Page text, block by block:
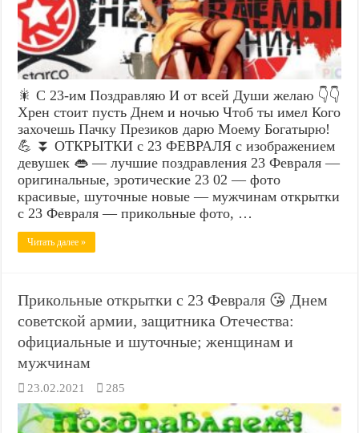
🎇 С 23-им Поздравляю И от всей Души желаю 👇👇
Хрен стоит пусть Днем и ночью Чтоб ты имел Кого
захочешь Пачку Презиков дарю Моему Богатырю!
💪 ⏬ ОТКРЫТКИ с 23 ФЕВРАЛЯ с изображением
девушек 👄 — лучшие поздравления 23 Февраля —
оригинальные, эротические 23 02 — фото
красивые, шуточные новые — мужчинам открытки
с 23 Февраля — прикольные фото, …
Читать далее »
Прикольные открытки с 23 Февраля 😘 Днем
советской армии, защитника Отечества:
официальные и шуточные; женщинам и
мужчинам
23.02.2021 285